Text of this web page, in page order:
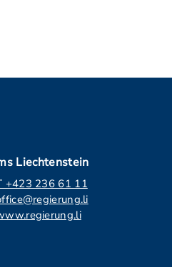
Liechtenstein
+423 236 61 11